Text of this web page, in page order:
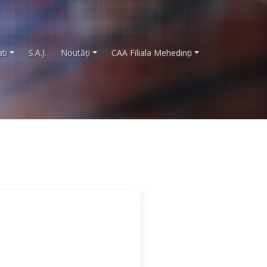
S.A.J. Noutăţi CAA Filiala Mehedinţi